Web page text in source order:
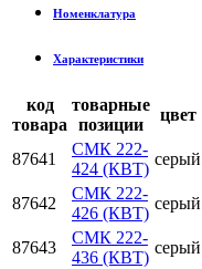
Номенклатура
Характеристики
код
товара
товарные
позиции
цвет
87641
СМК 222-
424 (КВТ)
серый
87642
СМК 222-
426 (КВТ)
серый
87643
СМК 222-
436 (КВТ)
серый